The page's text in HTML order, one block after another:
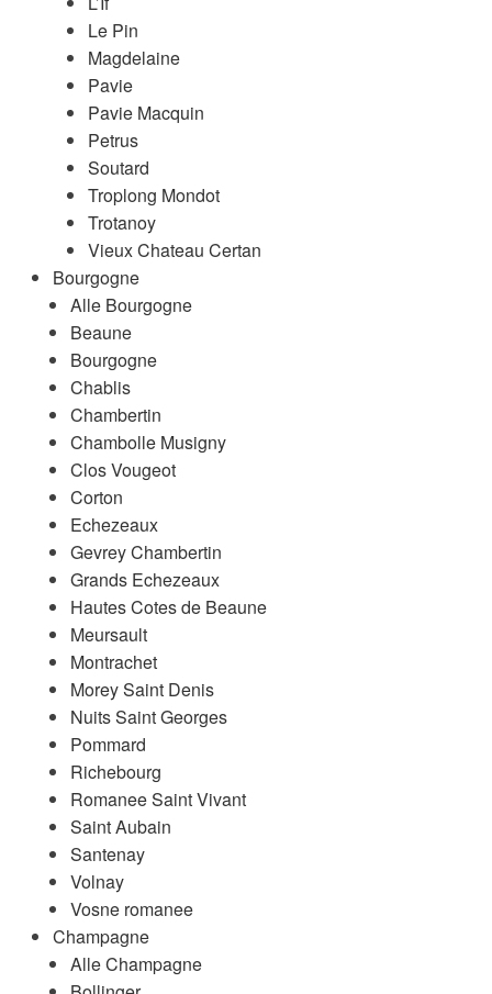
Le Pin
Magdelaine
Pavie
Pavie Macquin
Petrus
Soutard
Troplong Mondot
Trotanoy
Vieux Chateau Certan
Bourgogne
Alle Bourgogne
Beaune
Bourgogne
Chablis
Chambertin
Chambolle Musigny
Clos Vougeot
Corton
Echezeaux
Gevrey Chambertin
Grands Echezeaux
Hautes Cotes de Beaune
Meursault
Montrachet
Morey Saint Denis
Nuits Saint Georges
Pommard
Richebourg
Romanee Saint Vivant
Saint Aubain
Santenay
Volnay
Vosne romanee
Champagne
Alle Champagne